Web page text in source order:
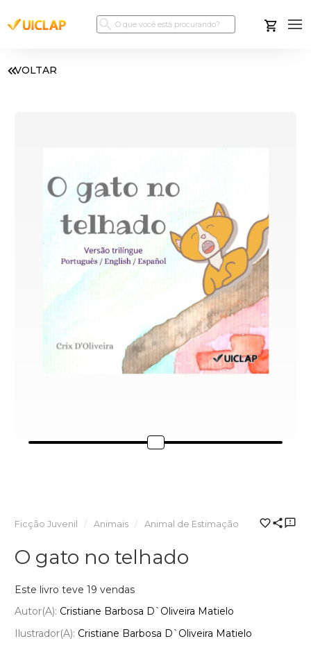
VOLTAR
Ficção Juvenil Animais Animal de Estimação
O gato no telhado
Este livro teve 19 vendas
Autor(a): Cristiane Barbosa D`Oliveira Matielo
Ilustrador(a): Cristiane Barbosa D`Oliveira Matielo